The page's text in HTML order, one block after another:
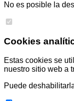
No es posible la
Cookies
Estas cookies se
nuestro sitio web a
Puede